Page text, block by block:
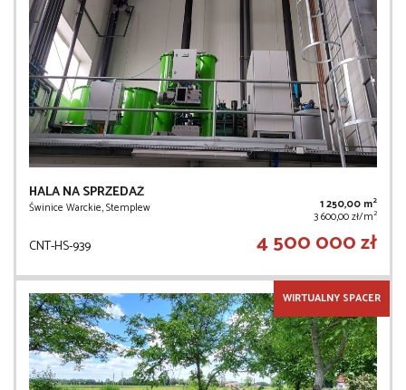
HALA NA SPRZEDAŻ
Świnice Warckie, Stemplew 1 250,00 m2
3 600,00 zł/m2
CNT-HS-939 4 500 000 zł
WIRTUALNY SPACER